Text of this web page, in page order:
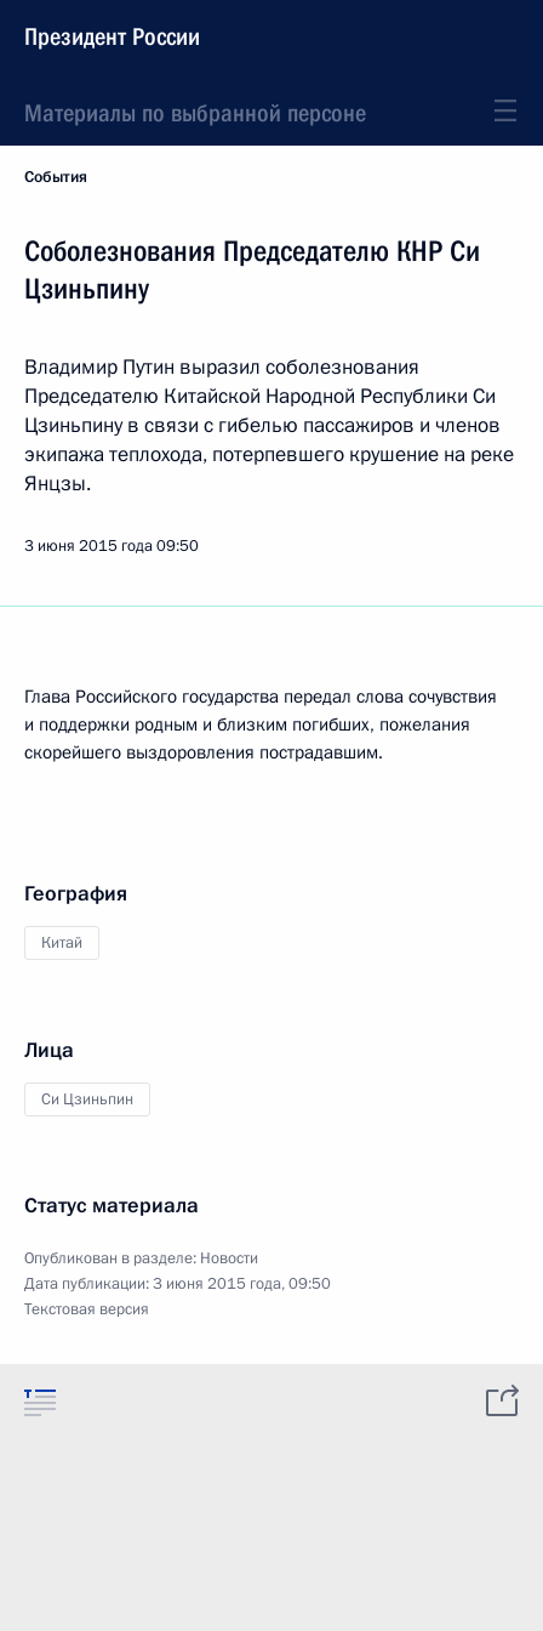
Президент России
Материалы по выбранной персоне
События
Соболезнования Председателю КНР Си
Цзиньпину
Владимир Путин выразил соболезнования
Председателю Китайской Народной Республики Си
Цзиньпину в связи с гибелью пассажиров и членов
экипажа теплохода, потерпевшего крушение на реке
Янцзы.
3 июня 2015 года09:50
Глава Российского государства передал слова сочувствия
и поддержки родным и близким погибших, пожелания
скорейшего выздоровления пострадавшим.
География
Китай
Лица
Си Цзиньпин
Статус материала
Опубликован в разделе: Новости
Дата публикации:3 июня 2015 года, 09:50
Текстовая версия